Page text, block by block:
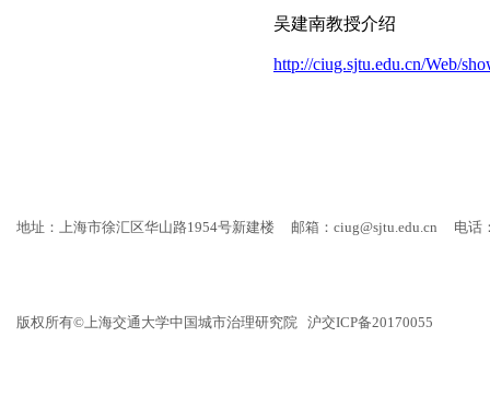
吴建南教授介绍
http://ciug.sjtu.edu.cn/Web/
地址：上海市徐汇区华山路1954号新建楼 邮箱：ciug@sjtu.edu.cn 电话
版权所有©上海交通大学中国城市治理研究院 沪交ICP备20170055